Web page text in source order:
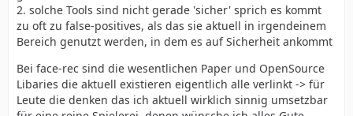
2. solche Tools sind nicht gerade 'sicher' sprich es kommt
zu oft zu false-positives, als das sie aktuell in irgendeinem
Bereich genutzt werden, in dem es auf Sicherheit ankommt
Bei face-rec sind die wesentlichen Paper und OpenSource
Libaries die aktuell existieren eigentlich alle verlinkt -> für
Leute die denken das ich aktuell wirklich sinnig umsetzbar